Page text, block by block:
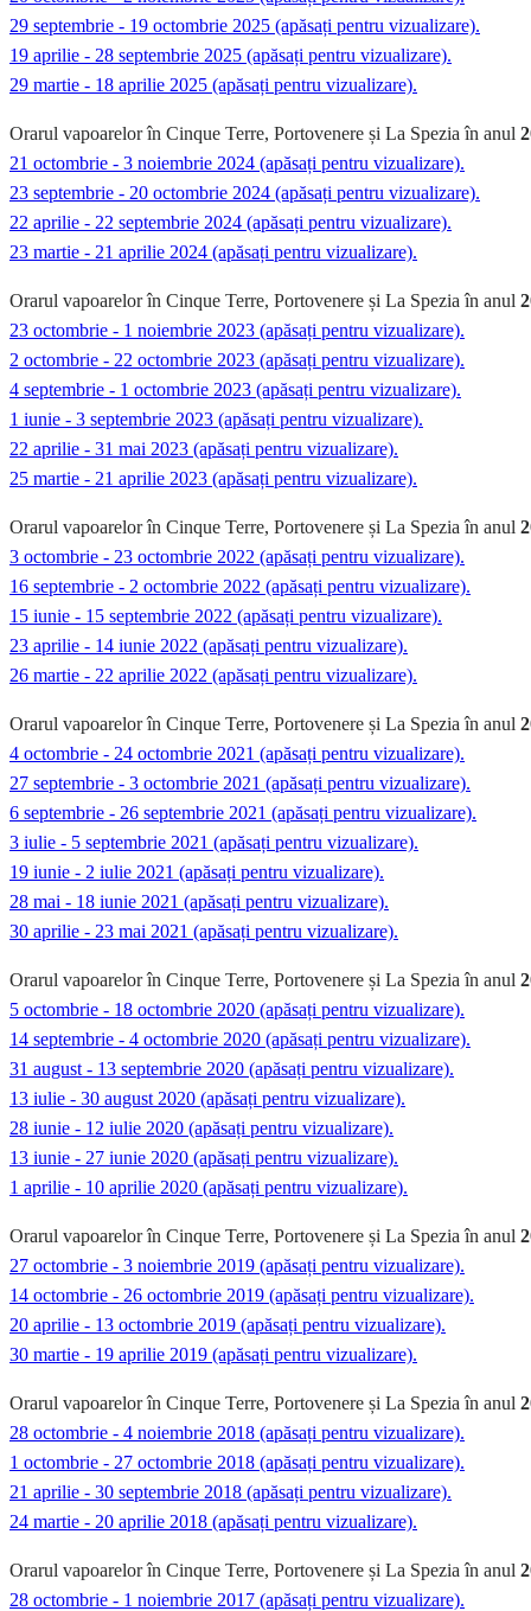
29 septembrie - 19 octombrie 2025 (apăsați pentru vizualizare).
19 aprilie - 28 septembrie 2025 (apăsați pentru vizualizare).
29 martie - 18 aprilie 2025 (apăsați pentru vizualizare).
Orarul vapoarelor în Cinque Terre, Portovenere și La Spezia în anul
21 octombrie - 3 noiembrie 2024 (apăsați pentru vizualizare).
23 septembrie - 20 octombrie 2024 (apăsați pentru vizualizare).
22 aprilie - 22 septembrie 2024 (apăsați pentru vizualizare).
23 martie - 21 aprilie 2024 (apăsați pentru vizualizare).
Orarul vapoarelor în Cinque Terre, Portovenere și La Spezia în anul
23 octombrie - 1 noiembrie 2023 (apăsați pentru vizualizare).
2 octombrie - 22 octombrie 2023 (apăsați pentru vizualizare).
4 septembrie - 1 octombrie 2023 (apăsați pentru vizualizare).
1 iunie - 3 septembrie 2023 (apăsați pentru vizualizare).
22 aprilie - 31 mai 2023 (apăsați pentru vizualizare).
25 martie - 21 aprilie 2023 (apăsați pentru vizualizare).
Orarul vapoarelor în Cinque Terre, Portovenere și La Spezia în anul
3 octombrie - 23 octombrie 2022 (apăsați pentru vizualizare).
16 septembrie - 2 octombrie 2022 (apăsați pentru vizualizare).
15 iunie - 15 septembrie 2022 (apăsați pentru vizualizare).
23 aprilie - 14 iunie 2022 (apăsați pentru vizualizare).
26 martie - 22 aprilie 2022 (apăsați pentru vizualizare).
Orarul vapoarelor în Cinque Terre, Portovenere și La Spezia în anul
4 octombrie - 24 octombrie 2021 (apăsați pentru vizualizare).
27 septembrie - 3 octombrie 2021 (apăsați pentru vizualizare).
6 septembrie - 26 septembrie 2021 (apăsați pentru vizualizare).
3 iulie - 5 septembrie 2021 (apăsați pentru vizualizare).
19 iunie - 2 iulie 2021 (apăsați pentru vizualizare).
28 mai - 18 iunie 2021 (apăsați pentru vizualizare).
30 aprilie - 23 mai 2021 (apăsați pentru vizualizare).
Orarul vapoarelor în Cinque Terre, Portovenere și La Spezia în anul
5 octombrie - 18 octombrie 2020 (apăsați pentru vizualizare).
14 septembrie - 4 octombrie 2020 (apăsați pentru vizualizare).
31 august - 13 septembrie 2020 (apăsați pentru vizualizare).
13 iulie - 30 august 2020 (apăsați pentru vizualizare).
28 iunie - 12 iulie 2020 (apăsați pentru vizualizare).
13 iunie - 27 iunie 2020 (apăsați pentru vizualizare).
1 aprilie - 10 aprilie 2020 (apăsați pentru vizualizare).
Orarul vapoarelor în Cinque Terre, Portovenere și La Spezia în anul
27 octombrie - 3 noiembrie 2019 (apăsați pentru vizualizare).
14 octombrie - 26 octombrie 2019 (apăsați pentru vizualizare).
20 aprilie - 13 octombrie 2019 (apăsați pentru vizualizare).
30 martie - 19 aprilie 2019 (apăsați pentru vizualizare).
Orarul vapoarelor în Cinque Terre, Portovenere și La Spezia în anul
28 octombrie - 4 noiembrie 2018 (apăsați pentru vizualizare).
1 octombrie - 27 octombrie 2018 (apăsați pentru vizualizare).
21 aprilie - 30 septembrie 2018 (apăsați pentru vizualizare).
24 martie - 20 aprilie 2018 (apăsați pentru vizualizare).
Orarul vapoarelor în Cinque Terre, Portovenere și La Spezia în anul
28 octombrie - 1 noiembrie 2017 (apăsați pentru vizualizare).